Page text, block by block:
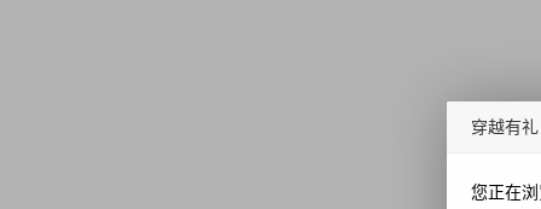
穿越有礼
您正在